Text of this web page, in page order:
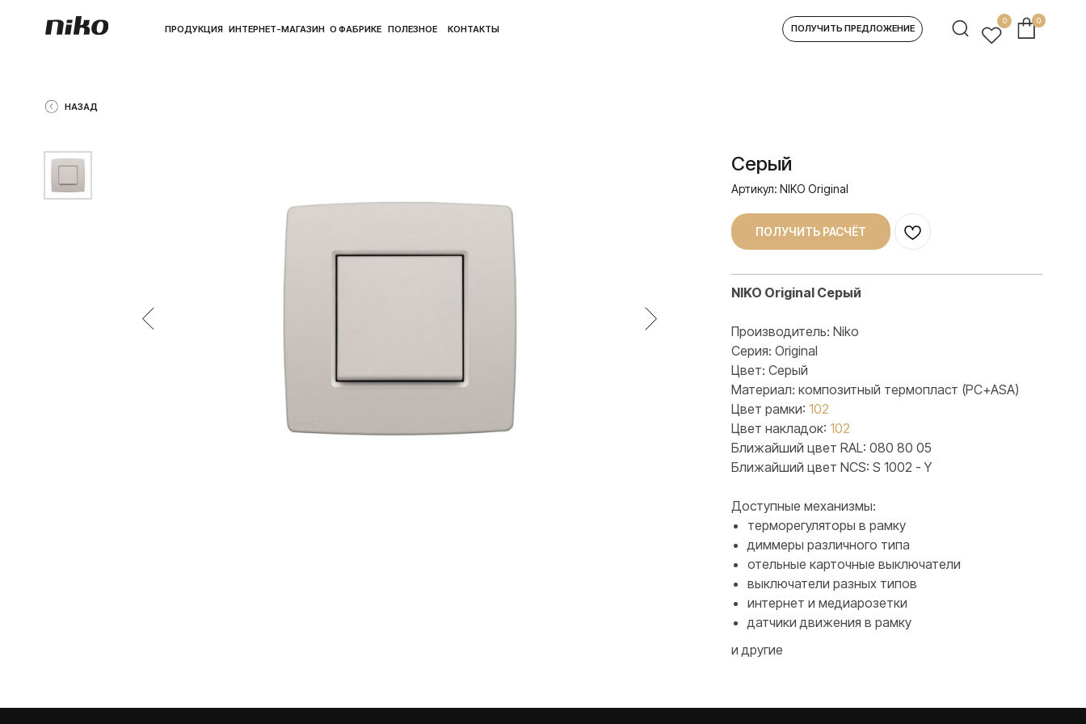
ПОЛУЧИТЬ ПРЕДЛОЖЕНИЕ
ПРОДУКЦИЯ ИНТЕРНЕТ-МАГАЗИН О ФАБРИКЕ ПОЛЕЗНОЕ КОНТАКТЫ
0
Серый
Артикул: NIKO Original
ПОЛУЧИТЬ РАСЧЁТ
NIKO Original Серый
Производитель: Niko
Серия: Original
Цвет: Серый
Материал: композитный термопласт (PC+ASA)
Цвет рамки: 102
Цвет накладок: 102
Ближайший цвет RAL: 080 80 05
Ближайший цвет NCS: S 1002 - Y
Доступные механизмы:
терморегуляторы в рамку
диммеры различного типа
отельные карточные выключатели
выключатели разных типов
интернет и медиарозетки
датчики движения в рамку
и другие